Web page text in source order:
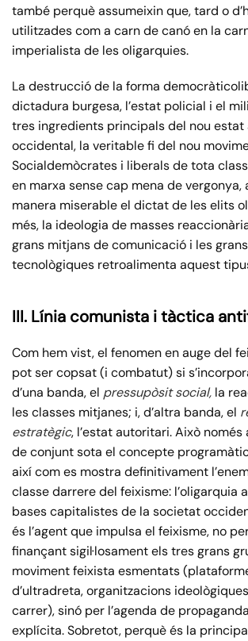
també perquè assumeixin que, tard o
utilitzades com a carn de canó en la
imperialista de les oligarquies.
La destrucció de la forma
dictadura burgesa, l’estat policial i el
tres ingredients principals del nou
occidental, la veritable fi del nou
Socialdemòcrates i liberals de tota
en marxa sense cap mena de
manera miserable el dictat de les elits
més, la ideologia de masses
grans mitjans de comunicació i les
tecnològiques retroalimenta aquest
III. Línia comunista i tàctica
Com hem vist, el fenomen en auge del
pot ser copsat (i combatut) si
d’una banda, el pressupòsit social, la
les classes mitjanes; i, d’altra banda, el
estratègic, l’estat autoritari. Això
de conjunt sota el concepte
així com es mostra definitivament
classe darrere del feixisme: l’oligarquia
bases capitalistes de la societat
és l’agent que impulsa el feixisme, no
finançant sigil·losament els tres grans
moviment feixista esmentats
d’ultradreta, organitzacions
carrer), sinó per l’agenda de
explícita. Sobretot, perquè és la